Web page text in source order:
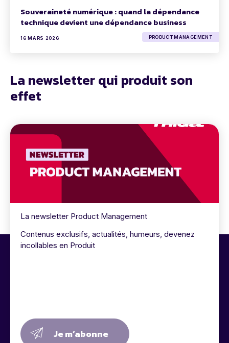
Souveraineté numérique : quand la dépendance
technique devient une dépendance business
16 MARS 2026 PRODUCT MANAGEMENT
La newsletter qui produit son
effet
La newsletter Product Management
Contenus exclusifs, actualités, humeurs, devenez
incollables en Produit
Je m’abonne